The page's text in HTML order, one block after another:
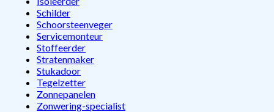
Schilder
Schoorsteenveger
Servicemonteur
Stoffeerder
Stratenmaker
Stukadoor
Tegelzetter
Zonnepanelen
Zonwering-specialist